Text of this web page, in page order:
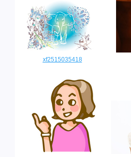
xf2515035418